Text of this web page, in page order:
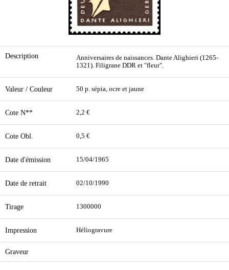
Description
Anniversaires de naissances. Dante Alighieri (1265-
1321). Filigrane DDR et "fleur".
Valeur / Couleur 50 p. sépia, ocre et jaune
Cote N** 2,2 €
Cote Obl. 0,5 €
Date d'émission 15/04/1965
Date de retrait 02/10/1990
Tirage 1300000
Impression Héliogravure
Graveur